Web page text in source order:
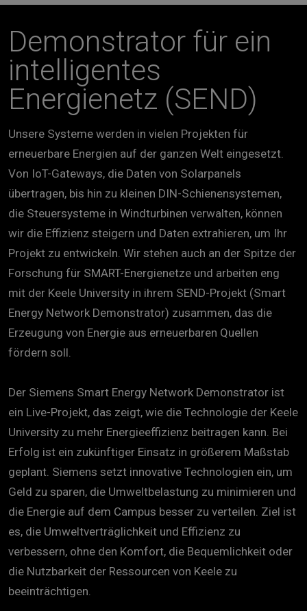
Demonstrator für ein
intelligentes
Energienetz (SEND)
Unsere Systeme werden in vielen Projekten für
erneuerbare Energien auf der ganzen Welt eingesetzt.
Von IoT-Gateways, die Daten von Solarpanels
übertragen, bis hin zu kleinen DIN-Schienensystemen,
die Steuersysteme in Windturbinen verwalten, können
wir die Effizienz steigern und Daten extrahieren, um Ihr
Projekt zu entwickeln. Wir stehen auch an der Spitze der
Forschung für SMART-Energienetze und arbeiten eng
mit der Keele University in ihrem SEND-Projekt (Smart
Energy Network Demonstrator) zusammen, das die
Erzeugung von Energie aus erneuerbaren Quellen
fördern soll.
Der Siemens Smart Energy Network Demonstrator ist
ein Live-Projekt, das zeigt, wie die Technologie der Keele
University zu mehr Energieeffizienz beitragen kann. Bei
Erfolg ist ein zukünftiger Einsatz in größerem Maßstab
geplant. Siemens setzt innovative Technologien ein, um
Geld zu sparen, die Umweltbelastung zu minimieren und
die Energie auf dem Campus besser zu verteilen. Ziel ist
es, die Umweltverträglichkeit und Effizienz zu
verbessern, ohne den Komfort, die Bequemlichkeit oder
die Nutzbarkeit der Ressourcen von Keele zu
beeinträchtigen.